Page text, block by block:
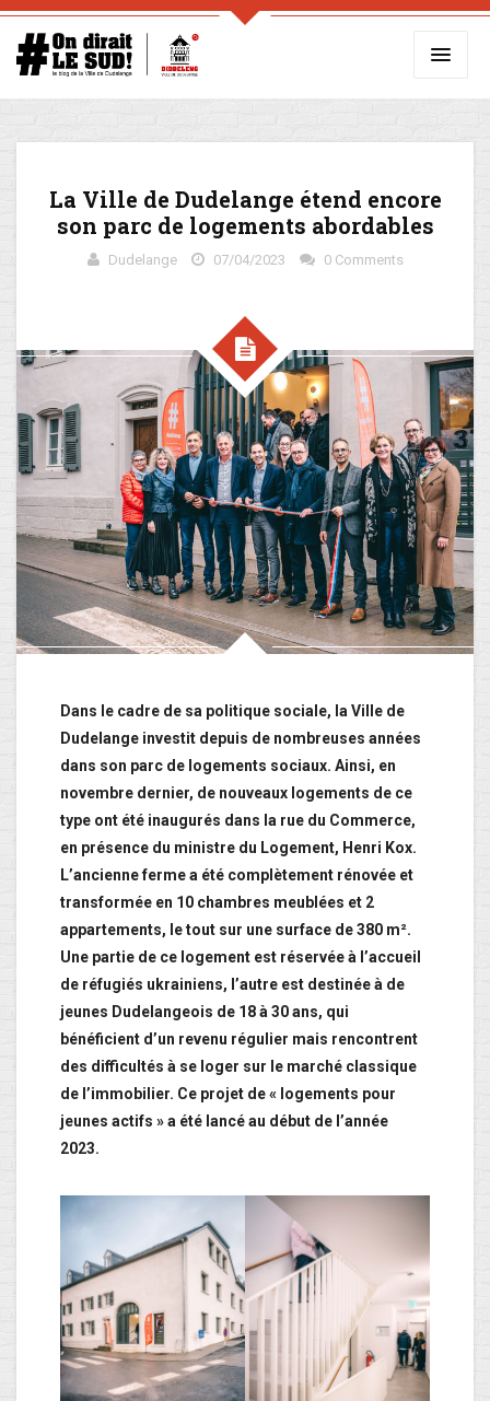
La Ville de Dudelange étend encore
son parc de logements abordables
Dudelange 07/04/2023 0 Comments
Dans le cadre de sa politique sociale, la Ville de
Dudelange investit depuis de nombreuses années
dans son parc de logements sociaux. Ainsi, en
novembre dernier, de nouveaux logements de ce
type ont été inaugurés dans la rue du Commerce,
en présence du ministre du Logement, Henri Kox.
L’ancienne ferme a été complètement rénovée et
transformée en 10 chambres meublées et 2
appartements, le tout sur une surface de 380 m².
Une partie de ce logement est réservée à l’accueil
de réfugiés ukrainiens, l’autre est destinée à de
jeunes Dudelangeois de 18 à 30 ans, qui
bénéficient d’un revenu régulier mais rencontrent
des difficultés à se loger sur le marché classique
de l’immobilier. Ce projet de « logements pour
jeunes actifs » a été lancé au début de l’année
2023.